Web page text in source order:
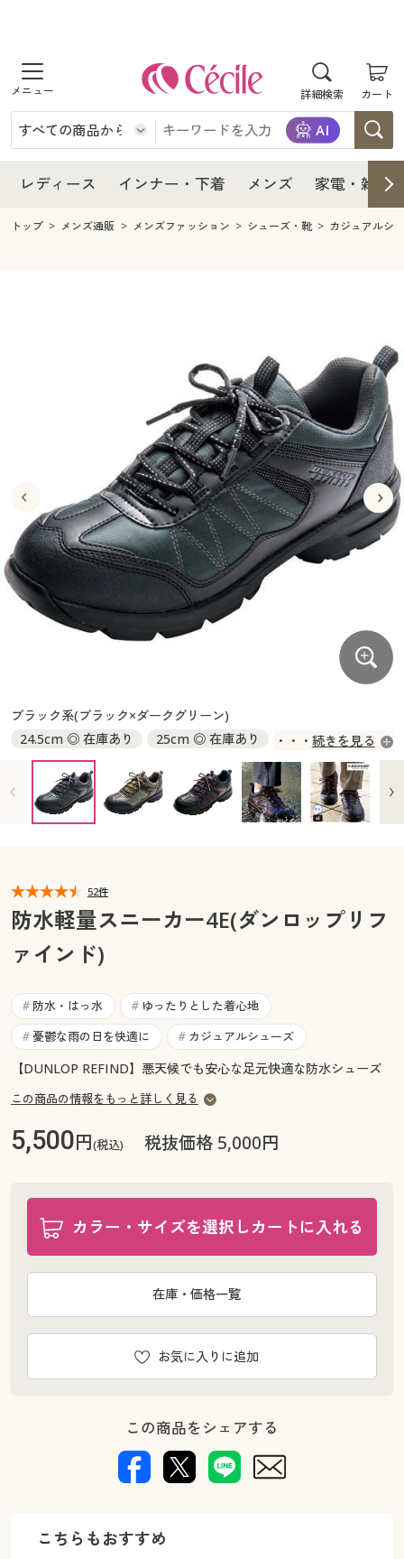
詳細検索 カート
商品を探す
レディース
レディースファッション
インナー・下着
インナー・下着通販すべて
メンズ
キッチン・雑貨・日用品
寝具・インテリア・家具通販すべて
カーテン・ラグ・ファブリック
美容・健康通販すべて
美容・健康・サプリメント
制服・スクールすべて
制服・学生服
ジュニア・ティーンズ下着
大きいサイズ通販すべて
大きいサイズ レディース服
大きいサイズ レディース下着
大きいサイズ 事務・制服
バーゲン
バーゲンセール
シークレットセール
詳細検索
商品カテゴリ一覧
カタログ・チラシからのご注文
デジタルカタログ
カタログ無料プレゼント
マイページ
閲覧履歴
お気に入り
サポート
ご利用ガイド
よくある質問とお問い合わせ
レディース インナー・下着 メンズ 家電・雑貨
レディース
レディース通販すべて
レディースファッション
インナー・下着
インナー・下着通販すべて
メンズ
カーテン・ラグ・ファブリック
美容・健康・サプリメント
制服・スクールすべて
ジュニア・ティーンズ下着
大きいサイズ通販すべて
大きいサイズ レディース服
大きいサイズ レディース下着
大きいサイズ メンズ
バーゲンセール
シークレットセール
詳細検索
商品カテゴリ一覧
カタログ
カタログ無料プレゼント
会員メニュー
閲覧履歴
お気に入り
ご利用ガイド
よくある質問とお問い合わせ
トップ メンズ通販 メンズファッション シューズ・靴 カジュアルシ
ブラック系(ブラック×ダークグリーン)
24.5cm ◎ 在庫あり
25cm ◎ 在庫あり
25.5cm ◎ 在庫あり
26cm ◎ 在庫あり
26.5cm ◎ 在庫あり
27cm ◎ 在庫あり
28cm ◎ 在庫あり
続きを見る
52件
防水軽量スニーカー4E(ダンロップリフ
ァインド)
# 防水・はっ水 # ゆったりとした着心地
# 憂鬱な雨の日を快適に # カジュアルシューズ
【DUNLOP REFIND】悪天候でも安心な足元快適な防水シューズ
この商品の情報をもっと詳しく見る
5,500円(税込) 税抜価格 5,000円
カラー・サイズを選択しカートに入れる
お気に入りに追加
在庫・価格一覧
この商品をシェアする
こちらもおすすめ